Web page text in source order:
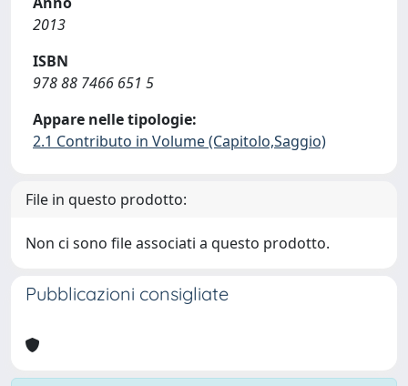
2013
ISBN
978 88 7466 651 5
Appare nelle tipologie:
2.1 Contributo in Volume (Capitolo,Saggio)
File in questo prodotto:
Non ci sono file associati a questo prodotto.
Pubblicazioni consigliate